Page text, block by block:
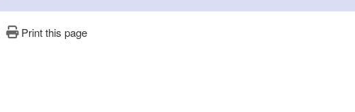
Print this page